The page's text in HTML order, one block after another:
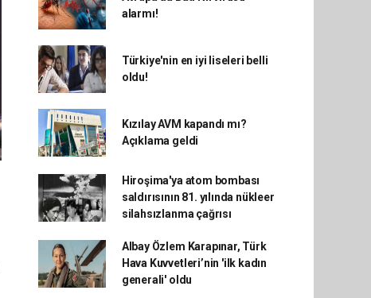
alarmı!
Türkiye'nin en iyi liseleri belli
oldu!
Kızılay AVM kapandı mı?
Açıklama geldi
Hiroşima'ya atom bombası
saldırısının 81. yılında nükleer
silahsızlanma çağrısı
Albay Özlem Karapınar, Türk
Hava Kuvvetleri’nin 'ilk kadın
generali' oldu